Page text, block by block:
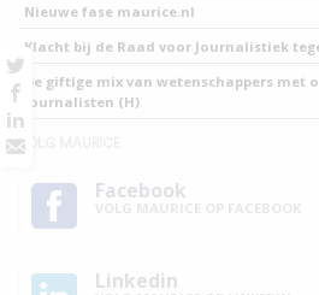
Nieuwe fase maurice.nl
Klacht bij de Raad voor Journalistiek
De giftige mix van wetenschappers
journalisten (H)
VOLG MAURICE
Facebook
Linkedin